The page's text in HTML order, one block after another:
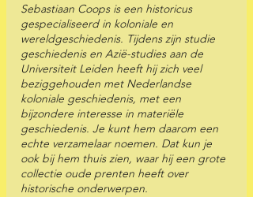
Sebastiaan Coops is een historicus
gespecialiseerd in koloniale en
wereldgeschiedenis. Tijdens zijn studie
geschiedenis en Azië-studies aan de
Universiteit Leiden heeft hij zich veel
beziggehouden met Nederlandse
koloniale geschiedenis, met een
bijzondere interesse in materiële
geschiedenis. Je kunt hem daarom een
echte verzamelaar noemen. Dat kun je
ook bij hem thuis zien, waar hij een grote
collectie oude prenten heeft over
historische onderwerpen.